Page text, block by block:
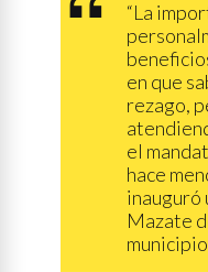
“La
en que
rezago,
el
hace
inauguró
Mazate